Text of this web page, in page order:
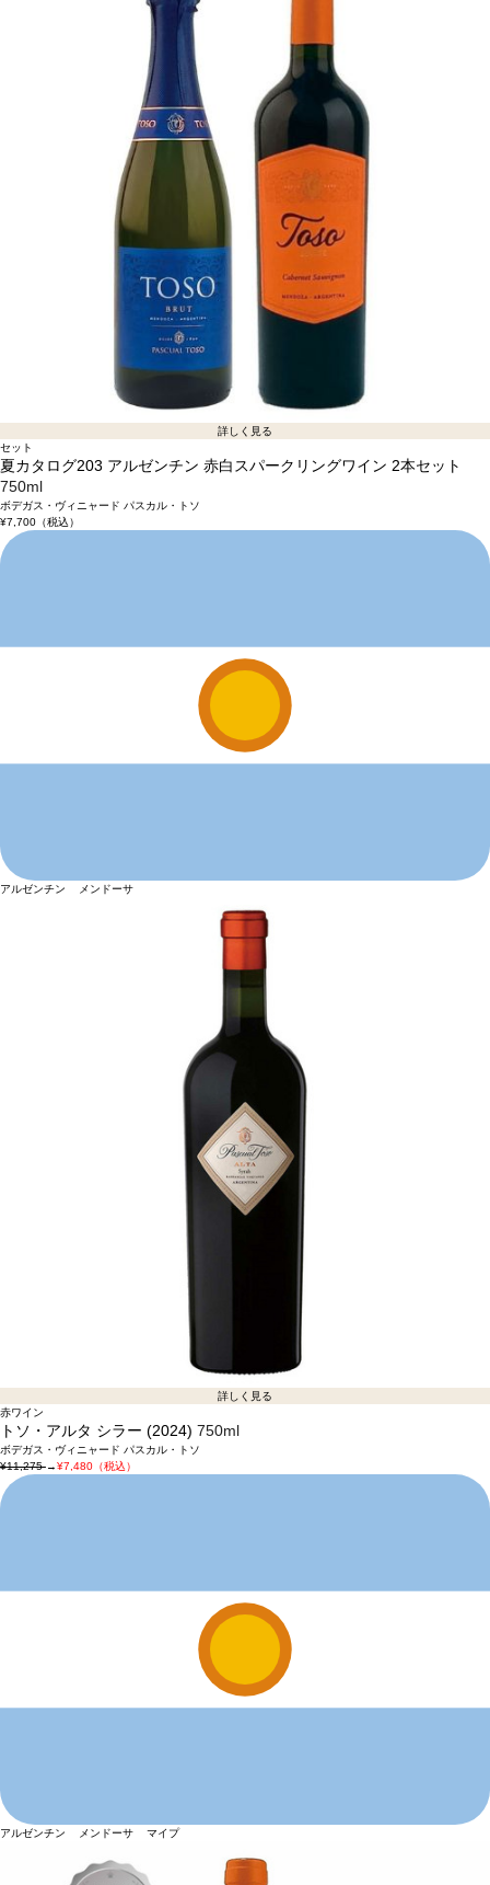
詳しく見る
セット
夏カタログ203 アルゼンチン 赤白スパークリングワイン 2本セット
750ml
ボデガス・ヴィニャード パスカル・トソ
¥7,700（税込）
アルゼンチン メンドーサ
詳しく見る
赤ワイン
トソ・アルタ シラー (2024) 750ml
ボデガス・ヴィニャード パスカル・トソ
¥11,275→¥7,480（税込）
アルゼンチン メンドーサ マイプ